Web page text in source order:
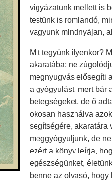
vigyázatunk mellett is
testünk is romlandó,
vagyunk mindnyájan,
Mit tegyünk ilyenkor?
akaratába; ne
megnyugvás elősegíti
a gyógyulást, mert bár
betegségeket, de ő
okosan használva
segítségére, akaratára
meggyógyuljunk, de
ezért a könyv leírja,
egészségünket,
benne az olvasó,